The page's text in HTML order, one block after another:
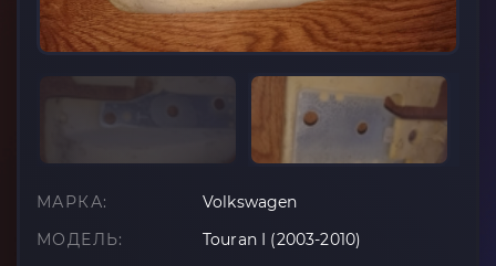
МАРКА:
Volkswagen
МОДЕЛЬ:
Touran I (2003-2010)